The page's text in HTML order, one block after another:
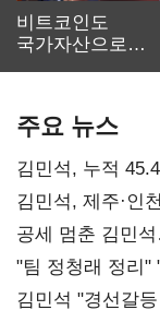
비트코인도
국가자산으로…'
주요 뉴스
김민석, 누적
0.86%p(2보)
김민석, 제주·인
공세 멈춘 김민
"팀 정청래 정리"
다툼 격화
김민석 "경선갈